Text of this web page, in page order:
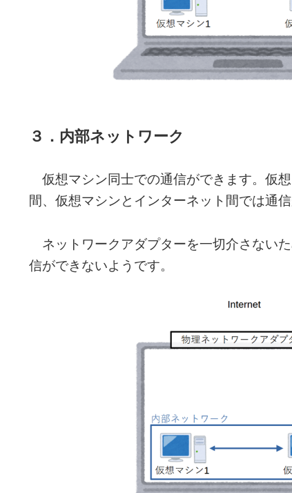
３．内部ネットワーク
仮想マシン同士での通信ができます。仮
間、仮想マシンとインターネット間では通信
ネットワークアダプターを一切介さない
信ができないようです。